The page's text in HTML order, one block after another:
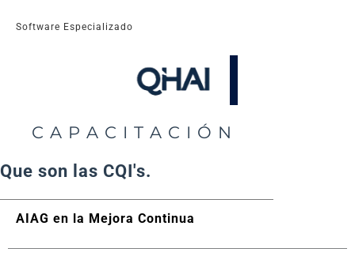
Software Especializado
C A P A C I T A C I Ó N
Que son las CQI's.
AIAG en la Mejora Continua